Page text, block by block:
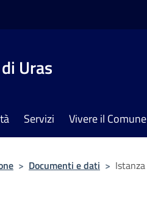
Uras
Servizi Vivere il Comune
> Documenti e dati > Istanza